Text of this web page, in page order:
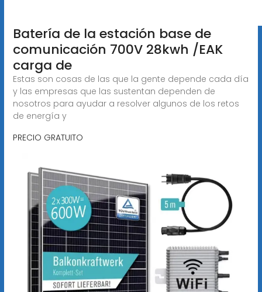
Batería de la estación base de
comunicación 700V 28kwh /EAK
carga de
Estas son cosas de las que la gente depende cada día
y las empresas que las sustentan dependen de
nosotros para ayudar a resolver algunos de los retos
de energía y
PRECIO GRATUITO